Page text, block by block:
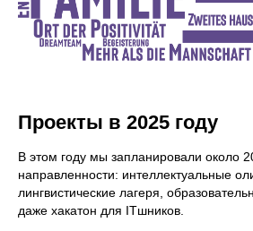
Проекты в 2025 году
В этом году мы запланировали около
направленности: интеллектуальные
лингвистические лагеря,
даже хакатон для ITшников.